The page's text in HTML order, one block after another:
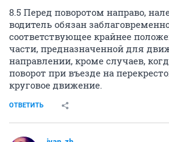
8.5 Перед поворотом направо,
водитель обязан
соответствующее крайнее
части, предназначенной для
направлении, кроме случаев,
поворот при въезде на
круговое движение.
ОТВЕТИТЬ